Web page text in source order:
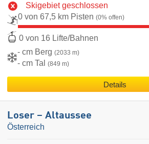
Skigebiet geschlossen
0 von 67,5 km Pisten (0% offen)
0 von 16 Lifte/Bahnen
- cm Berg (2033 m)
- cm Tal (849 m)
Details
Loser – Altaussee
Österreich